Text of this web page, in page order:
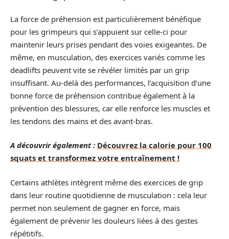
La force de préhension est particulièrement bénéfique
pour les grimpeurs qui s’appuient sur celle-ci pour
maintenir leurs prises pendant des voies exigeantes. De
même, en musculation, des exercices variés comme les
deadlifts peuvent vite se révéler limités par un grip
insuffisant. Au-delà des performances, l’acquisition d’une
bonne force de préhension contribue également à la
prévention des blessures, car elle renforce les muscles et
les tendons des mains et des avant-bras.
A découvrir également : Découvrez la calorie pour 100
squats et transformez votre entraînement !
Certains athlètes intègrent même des exercices de grip
dans leur routine quotidienne de musculation : cela leur
permet non seulement de gagner en force, mais
également de prévenir les douleurs liées à des gestes
répétitifs.